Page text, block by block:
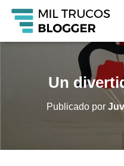
Un
Publicado por